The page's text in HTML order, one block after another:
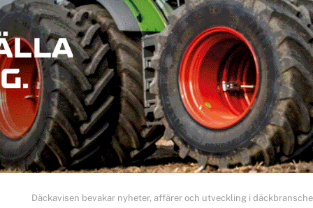
Däckavisen bevakar nyheter, affärer och utveckling i